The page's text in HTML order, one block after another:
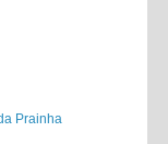
Prainha